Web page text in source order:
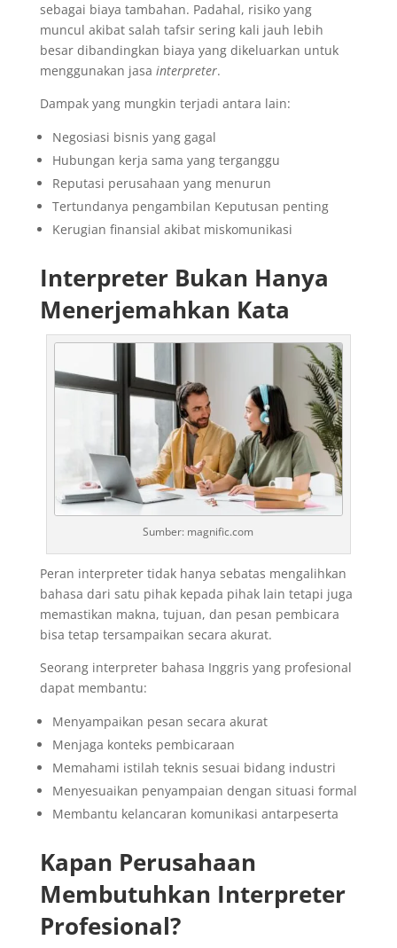
sebagai biaya tambahan. Padahal, risiko yang
muncul akibat salah tafsir sering kali jauh lebih
besar dibandingkan biaya yang dikeluarkan untuk
menggunakan jasa interpreter.
Dampak yang mungkin terjadi antara lain:
Negosiasi bisnis yang gagal
Hubungan kerja sama yang terganggu
Reputasi perusahaan yang menurun
Tertundanya pengambilan Keputusan penting
Kerugian finansial akibat miskomunikasi
Interpreter Bukan Hanya
Menerjemahkan Kata
Sumber: magnific.com
Peran interpreter tidak hanya sebatas mengalihkan
bahasa dari satu pihak kepada pihak lain tetapi juga
memastikan makna, tujuan, dan pesan pembicara
bisa tetap tersampaikan secara akurat.
Seorang interpreter bahasa Inggris yang profesional
dapat membantu:
Menyampaikan pesan secara akurat
Menjaga konteks pembicaraan
Memahami istilah teknis sesuai bidang industri
Menyesuaikan penyampaian dengan situasi formal
Membantu kelancaran komunikasi antarpeserta
Kapan Perusahaan
Membutuhkan Interpreter
Profesional?